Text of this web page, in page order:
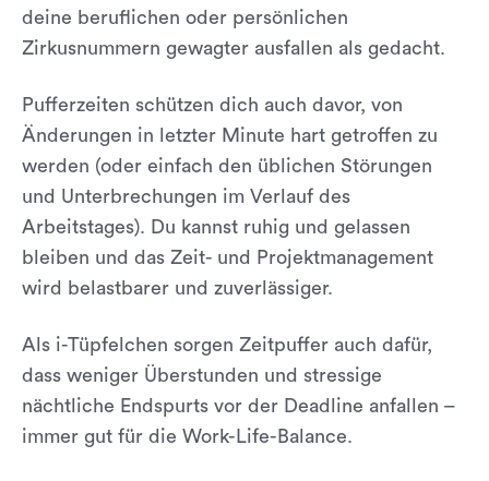
deine beruflichen oder persönlichen
Zirkusnummern gewagter ausfallen als gedacht.
Pufferzeiten schützen dich auch davor, von
Änderungen in letzter Minute hart getroffen zu
werden (oder einfach den üblichen Störungen
und Unterbrechungen im Verlauf des
Arbeitstages). Du kannst ruhig und gelassen
bleiben und das Zeit- und Projektmanagement
wird belastbarer und zuverlässiger.
Als i-Tüpfelchen sorgen Zeitpuffer auch dafür,
dass weniger Überstunden und stressige
nächtliche Endspurts vor der Deadline anfallen –
immer gut für die Work-Life-Balance.